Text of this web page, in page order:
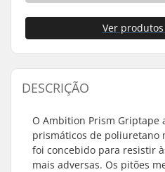
Ver
DESCRIÇÃO
O Ambition Prism Griptape
prismáticos de poliuretano
foi concebido para resistir
mais adversas. Os pitões